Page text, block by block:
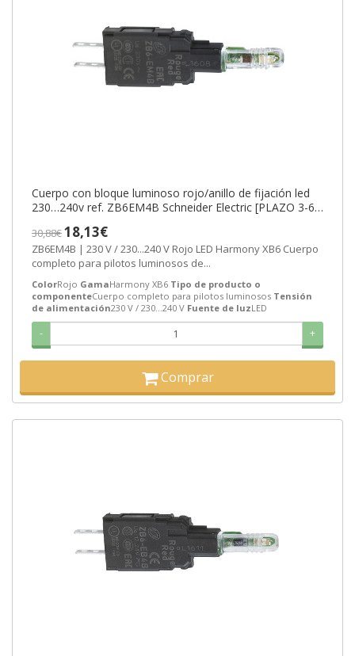
Cuerpo con bloque luminoso rojo/anillo de fijación led
230…240v ref. ZB6EM4B Schneider Electric [PLAZO 3-6
30,88€18,13€
ZB6EM4B | 230 V / 230...240 V Rojo LED Harmony XB6 Cuerpo
completo para pilotos luminosos de...
ColorRojo GamaHarmony XB6 Tipo de producto o
componenteCuerpo completo para pilotos luminosos Tensión
de alimentación230 V / 230...240 V Fuente de luzLED
- +
Comprar